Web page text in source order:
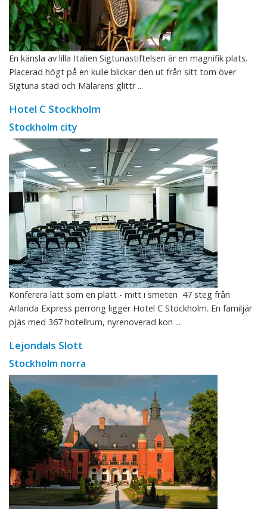
En känsla av lilla Italien Sigtunastiftelsen är en magnifik plats.
Placerad högt på en kulle blickar den ut från sitt torn över
Sigtuna stad och Mälarens glittr ...
Hotel C Stockholm
Stockholm city
Konferera lätt som en plätt - mitt i smeten 47 steg från
Arlanda Express perrong ligger Hotel C Stockholm. En familjär
pjäs med 367 hotellrum, nyrenoverad kon ...
Lejondals Slott
Stockholm norra